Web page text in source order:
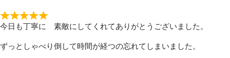
今日も丁寧に 素敵にしてくれてありがとうございました。
ずっとしゃべり倒して時間が経つの忘れてしまいました。